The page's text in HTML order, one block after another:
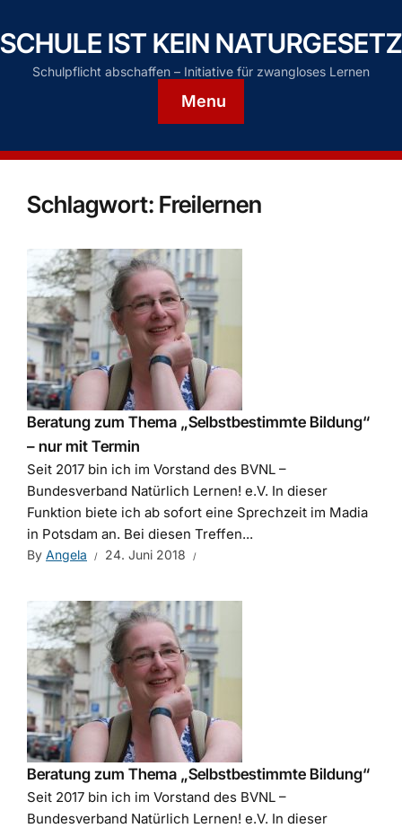
SCHULE IST KEIN NATURGESETZ
Schulpflicht abschaffen – Initiative für zwangloses Lernen
Menu
Schlagwort: Freilernen
Beratung zum Thema „Selbstbestimmte Bildung“
– nur mit Termin
Seit 2017 bin ich im Vorstand des BVNL –
Bundesverband Natürlich Lernen! e.V. In dieser
Funktion biete ich ab sofort eine Sprechzeit im Madia
in Potsdam an. Bei diesen Treffen...
By Angela 24. Juni 2018
Beratung zum Thema „Selbstbestimmte Bildung“
Seit 2017 bin ich im Vorstand des BVNL –
Bundesverband Natürlich Lernen! e.V. In dieser